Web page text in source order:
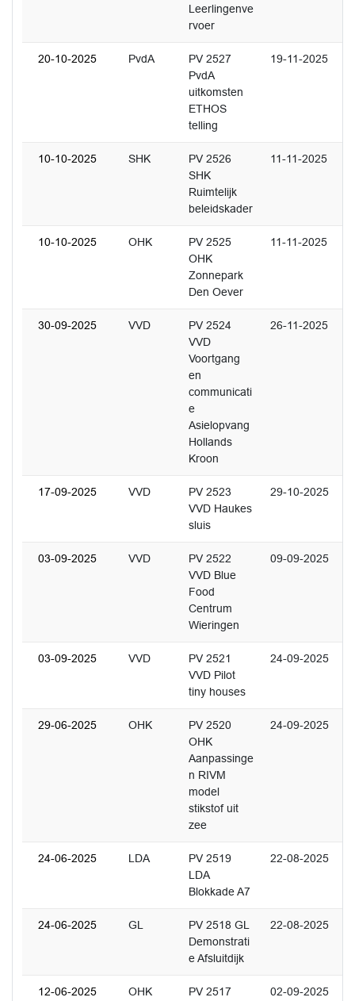
Leerlingenve
rvoer
20-10-2025 PvdA
PV 2527
PvdA
uitkomsten
ETHOS
telling
19-11-2025
10-10-2025 SHK
PV 2526
SHK
Ruimtelijk
beleidskader
11-11-2025
10-10-2025 OHK
PV 2525
OHK
Zonnepark
Den Oever
11-11-2025
30-09-2025 VVD
PV 2524
VVD
Voortgang
en
communicati
e
Asielopvang
Hollands
Kroon
26-11-2025
17-09-2025 VVD
PV 2523
VVD Haukes
sluis
29-10-2025
03-09-2025 VVD
PV 2522
VVD Blue
Food
Centrum
Wieringen
09-09-2025
03-09-2025 VVD
PV 2521
VVD Pilot
tiny houses
24-09-2025
29-06-2025 OHK
PV 2520
OHK
Aanpassinge
n RIVM
model
stikstof uit
zee
24-09-2025
24-06-2025 LDA
PV 2519
LDA
Blokkade A7
22-08-2025
24-06-2025 GL
PV 2518 GL
Demonstrati
e Afsluitdijk
22-08-2025
12-06-2025 OHK
PV 2517
02-09-2025